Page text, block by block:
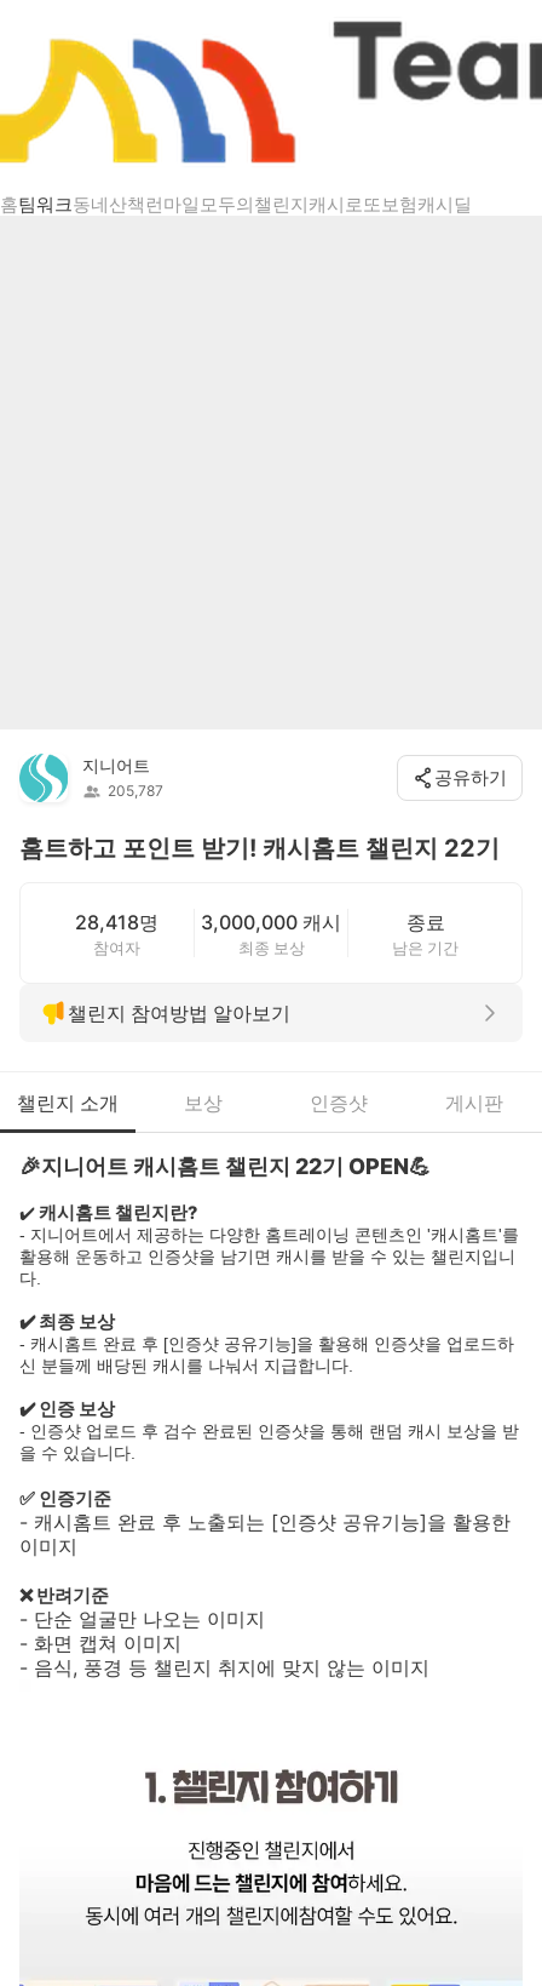
홈팀워크동네산책 런마일모두의챌린지캐시로또보험캐시딜
챌린지 상세
지니어트
205,787
공유하기
홈트하고 포인트 받기! 캐시홈트 챌린지 22기
28,418명
참여자
3,000,000 캐시
최종 보상
종료
남은 기간
챌린지 참여방법 알아보기
챌린지 소개 보상 인증샷 게시판
🎉지니어트 캐시홈트 챌린지 22기 OPEN💪
✔️캐시홈트 챌린지란?
- 지니어트에서 제공하는 다양한 홈트레이닝 콘텐츠인 '캐시홈트'를
활용해 운동하고 인증샷을 남기면 캐시를 받을 수 있는 챌린지입니
다.
✔️ 최종 보상
- 캐시홈트 완료 후 [인증샷 공유기능]을 활용해 인증샷을 업로드하
신 분들께 배당된 캐시를 나눠서 지급합니다.
✔️ 인증 보상
- 인증샷 업로드 후 검수 완료된 인증샷을 통해 랜덤 캐시 보상을 받
을 수 있습니다.
✅ 인증기준
- 캐시홈트 완료 후 노출되는 [인증샷 공유기능]을 활용한
이미지
❌ 반려기준
- 단순 얼굴만 나오는 이미지
- 화면 캡쳐 이미지
- 음식, 풍경 등 챌린지 취지에 맞지 않는 이미지